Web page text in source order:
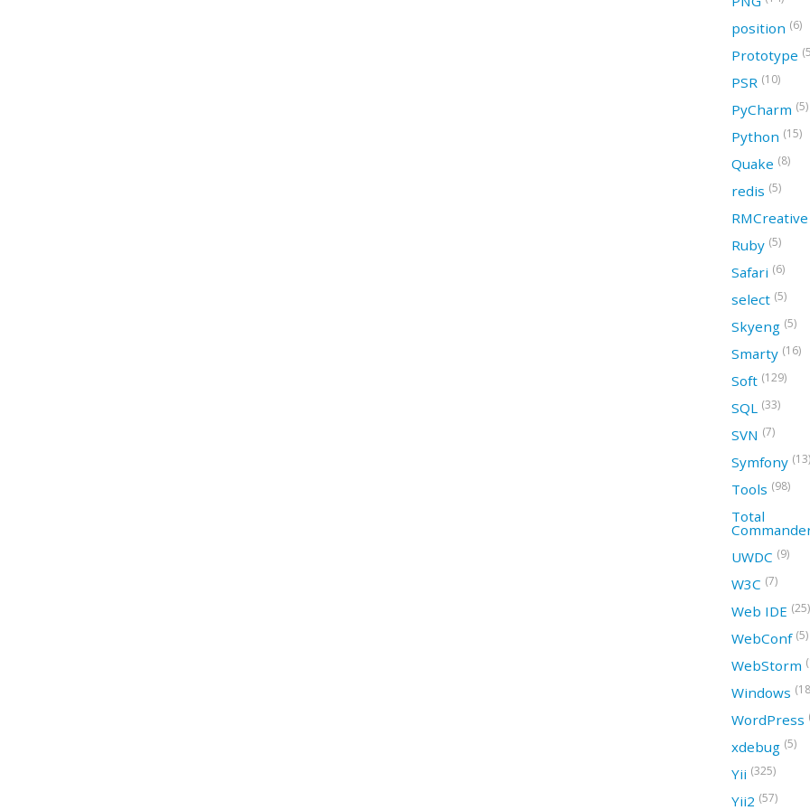
position (6)
Prototype
PSR (10)
PyCharm (5)
Python (15)
Quake (8)
redis (5)
RMCreative
Ruby (5)
Safari (6)
select (5)
Skyeng (5)
Smarty (16)
Soft (129)
SQL (33)
SVN (7)
Symfony (13)
Tools (98)
Total
UWDC (9)
W3C (7)
Web IDE (25)
WebConf (5)
WebStorm
Windows
WordPress
xdebug (5)
Yii (325)
Yii2 (57)